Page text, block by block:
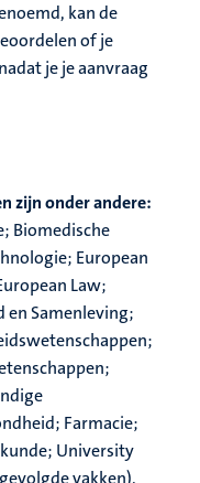
kan de
of je
je je aanvraag
zijn onder andere:
Biomedische
European
Law;
en Samenleving;
Farmacie;
University